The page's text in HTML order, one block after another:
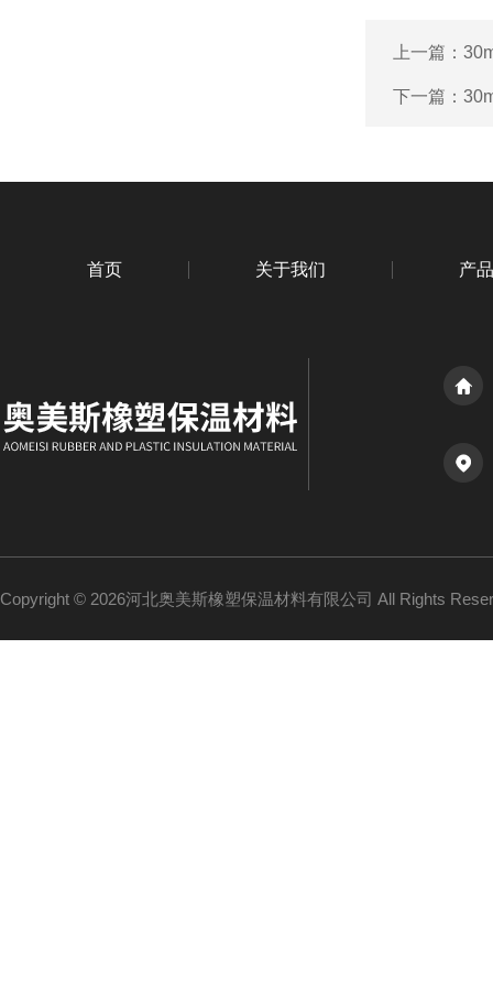
上一篇：
下一篇：
首页 关于我们 产
Copyright © 2026河北奥美斯橡塑保温材料有限公司 All Rights